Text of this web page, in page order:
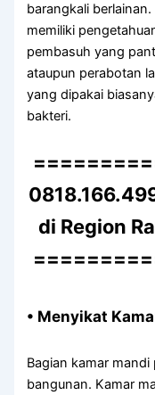
barangkali
memiliki
pembasuh yang
ataupun perabotan
yang dipakai
bakteri.
di Region
• Menyikat
Bagian kamar
bangunan. Kamar